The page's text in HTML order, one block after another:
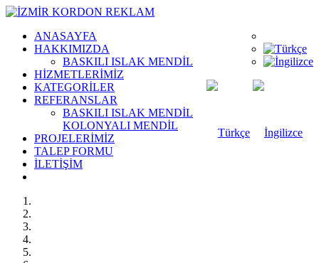
ANASAYFA
HAKKIMIZDA
BASKILI ISLAK MENDİL
HİZMETLERİMİZ
KATEGORİLER
REFERANSLAR
BASKILI ISLAK MENDİL
KOLONYALI MENDİL
PROJELERİMİZ
TALEP FORMU
İLETİŞİM